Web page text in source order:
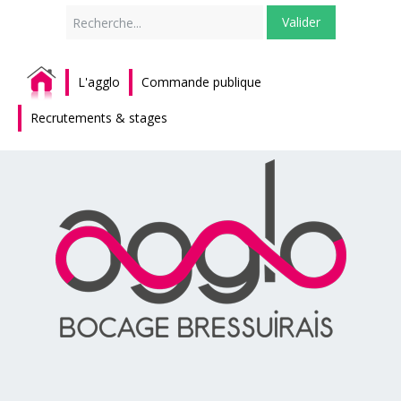
Valider
L'agglo Commande publique
Recrutements & stages